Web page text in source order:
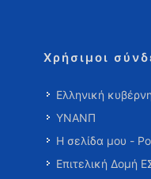
Χρήσιμοι
Ελληνική
ΥΝΑΝΠ
Η σελίδα μου -
Επιτελική Δομή